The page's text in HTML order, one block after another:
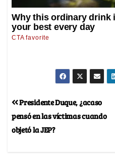
Presidente Duque, ¿acaso
pensó en las víctimas cuando
objetó la JEP?